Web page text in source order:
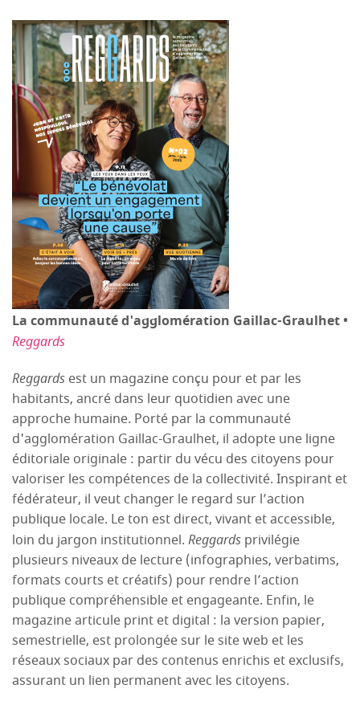
La communauté d'agglomération Gaillac-Graulhet •
Reggards
Reggards est un magazine conçu pour et par les
habitants, ancré dans leur quotidien avec une
approche humaine. Porté par la communauté
d'agglomération Gaillac-Graulhet, il adopte une ligne
éditoriale originale : partir du vécu des citoyens pour
valoriser les compétences de la collectivité. Inspirant et
fédérateur, il veut changer le regard sur l’action
publique locale. Le ton est direct, vivant et accessible,
loin du jargon institutionnel. Reggards privilégie
plusieurs niveaux de lecture (infographies, verbatims,
formats courts et créatifs) pour rendre l’action
publique compréhensible et engageante. Enfin, le
magazine articule print et digital : la version papier,
semestrielle, est prolongée sur le site web et les
réseaux sociaux par des contenus enrichis et exclusifs,
assurant un lien permanent avec les citoyens.